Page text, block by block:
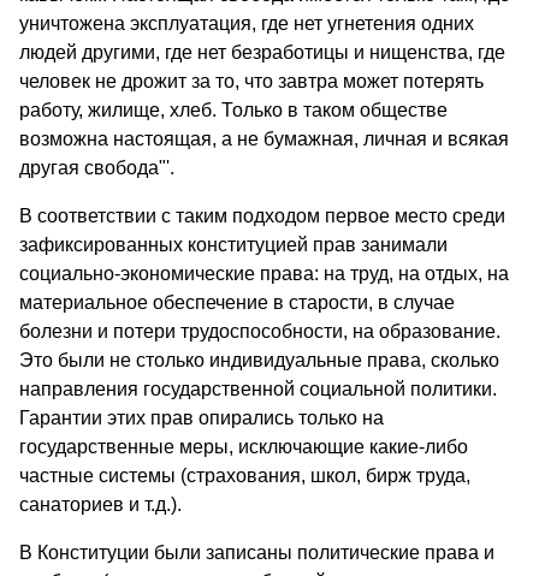
уничтожена эксплуатация, где нет угнетения одних
людей другими, где нет безработицы и нищенства, где
человек не дрожит за то, что завтра может потерять
работу, жилище, хлеб. Только в таком об­ществе
возможна настоящая, а не бумажная, личная и всякая
другая свобода"'.
В соответствии с таким подходом первое место среди
зафик­сированных конституцией прав занимали
социально-экономические права: на труд, на отдых, на
материальное обеспечение в старости, в случае
болезни и потери трудоспособности, на образование.
Это были не столько индивидуальные права, сколько
направления госу­дарственной социальной политики.
Гарантии этих прав опирались только на
государственные меры, исключающие какие-либо
частные системы (страхования, школ, бирж труда,
санаториев и т.д.).
В Конституции были записаны политические права и